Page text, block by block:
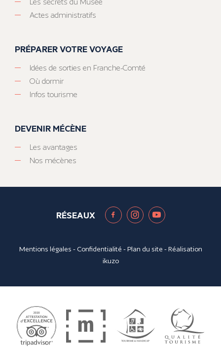
Actes administratifs
PRÉPARER VOTRE VOYAGE
Idées de sorties en Franche-Comté
Où dormir
Infos tourisme
DEVENIR MÉCÈNE
Les avantages
Nos mécènes
RÉSEAUX
Mentions légales - Confidentialité -Plan du site - Réalisation
ikuzo